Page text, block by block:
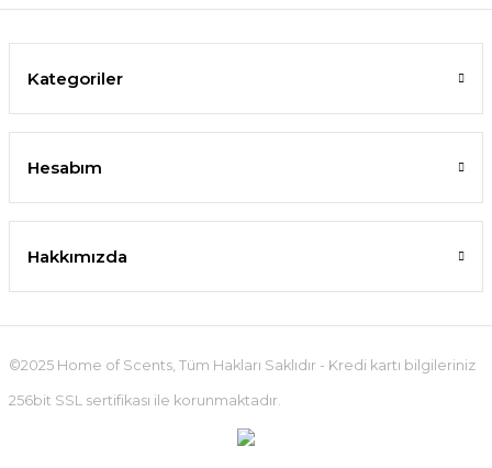
Kategoriler
Hesabım
Hakkımızda
©2025 Home of Scents, Tüm Hakları Saklıdır - Kredi kartı bilgileriniz
256bit SSL sertifikası ile korunmaktadır.